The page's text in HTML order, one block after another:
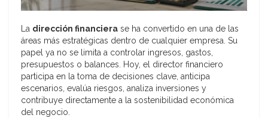
La dirección financiera se ha convertido en una de las
áreas más estratégicas dentro de cualquier empresa. Su
papel ya no se limita a controlar ingresos, gastos,
presupuestos o balances. Hoy, el director financiero
participa en la toma de decisiones clave, anticipa
escenarios, evalúa riesgos, analiza inversiones y
contribuye directamente a la sostenibilidad económica
del negocio.